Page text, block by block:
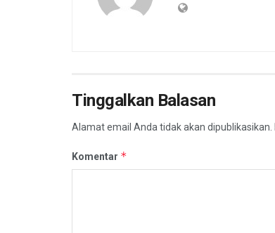
Tinggalkan Balasan
Alamat email Anda tidak akan dipublikasikan.
Komentar *